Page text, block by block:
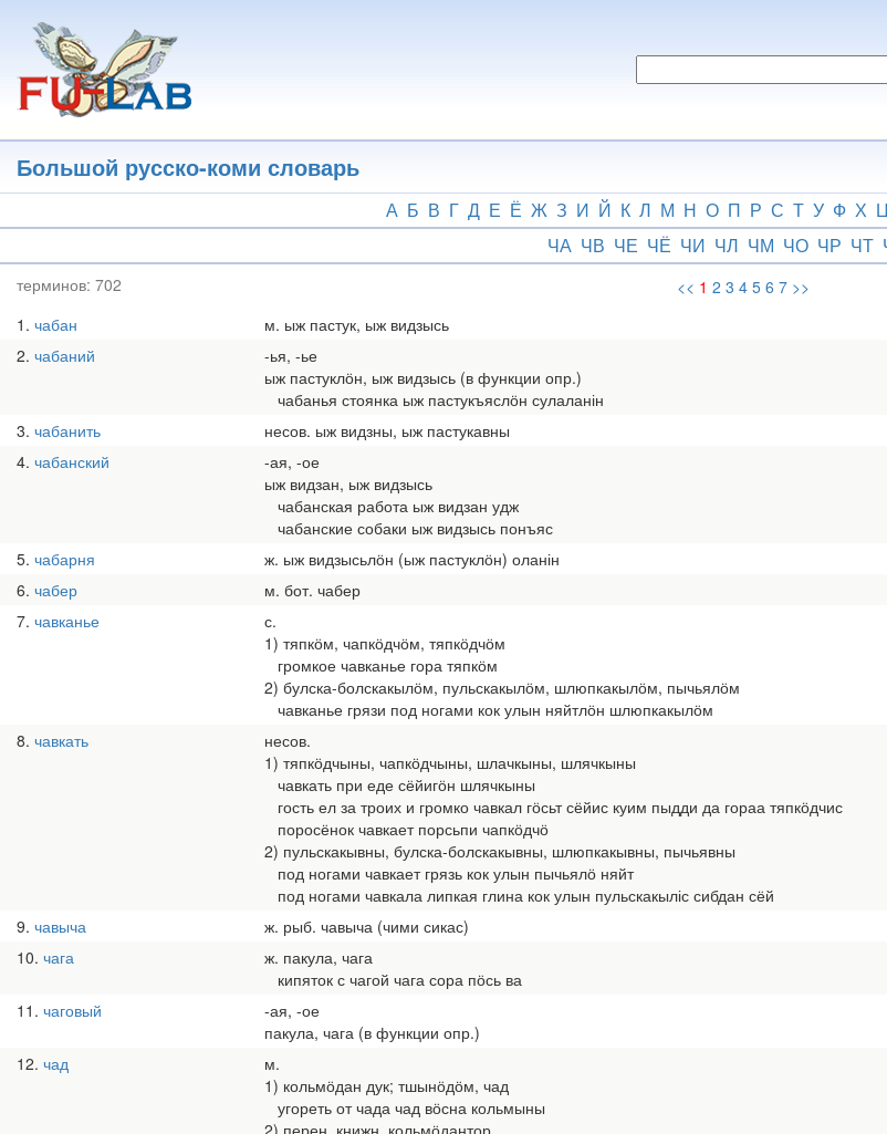
основному
содержанию
Большой русско-коми словарь
А Б В Г Д Е Ё Ж З И Й К Л М Н О П Р С Т У Ф Х
ЧА ЧВ ЧЕ ЧЁ ЧИ ЧЛ ЧМ ЧО ЧР ЧТ
терминов: 702 << 1 2 3 4 5 6 7 >>
1 чабан
м. ыж пастук, ыж видзысь
2 чабаний
-ья, -ье
ыж пастуклӧн, ыж видзысь (в функции опр.)
чабанья стоянка ыж пастукъяслӧн сулаланін
3 чабанить
несов. ыж видзны, ыж пастукавны
4 чабанский
-ая, -ое
ыж видзан, ыж видзысь
чабанская работа ыж видзан удж
чабанские собаки ыж видзысь понъяс
5 чабарня
ж. ыж видзысьлӧн (ыж пастуклӧн) оланін
6 чабер
м. бот. чабер
7 чавканье
с.
1) тяпкӧм, чапкӧдчӧм, тяпкӧдчӧм
громкое чавканье гора тяпкӧм
2) булска-болскакылӧм, пульскакылӧм, шлюпкакылӧм, пычьялӧм
чавканье грязи под ногами кок улын няйтлӧн шлюпкакылӧм
8 чавкать
несов.
1) тяпкӧдчыны, чапкӧдчыны, шлачкыны, шлячкыны
чавкать при еде сёйигӧн шлячкыны
гость ел за троих и громко чавкал гӧсьт сёйис куим пыдди да гораа тяпкӧдчис
поросёнок чавкает порсьпи чапкӧдчӧ
2) пульскакывны, булска-болскакывны, шлюпкакывны, пычьявны
под ногами чавкает грязь кок улын пычьялӧ няйт
под ногами чавкала липкая глина кок улын пульскакыліс сибдан сёй
9 чавыча
ж. рыб. чавыча (чими сикас)
10 чага
ж. пакула, чага
кипяток с чагой чага сора пӧсь ва
11 чаговый
-ая, -ое
пакула, чага (в функции опр.)
12 чад
м.
1) кольмӧдан дук; тшынӧдӧм, чад
угореть от чада чад вӧсна кольмыны
2) перен. книжн. кольмӧдантор